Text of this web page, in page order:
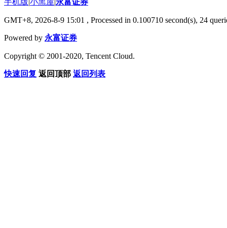
GMT+8, 2026-8-9 15:01 , Processed in 0.100710 second(s), 24
Powered by 永富证券
Copyright © 2001-2020, Tencent Cloud.
快速回复 返回顶部 返回列表